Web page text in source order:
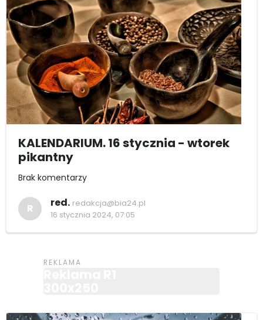
KALENDARIUM. 16 stycznia - wtorek
pikantny
Brak komentarzy
R red. redakcja@bia24.pl
16 stycznia 2024, 07:05